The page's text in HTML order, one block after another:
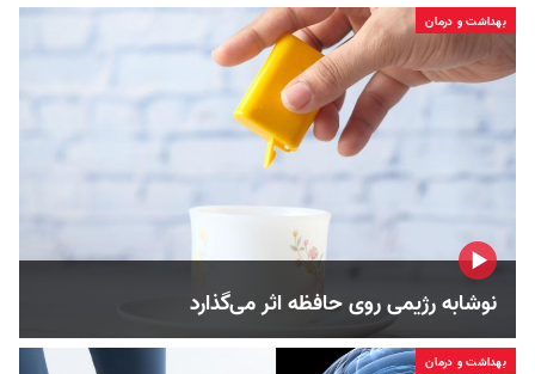
بهداشت و درمان
نوشابه رژیمی روی حافظه اثر می‌گذارد
بهداشت و درمان